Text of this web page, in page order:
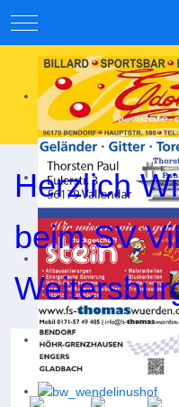
Mobile Menu Toggle
Herzlich
beim SV